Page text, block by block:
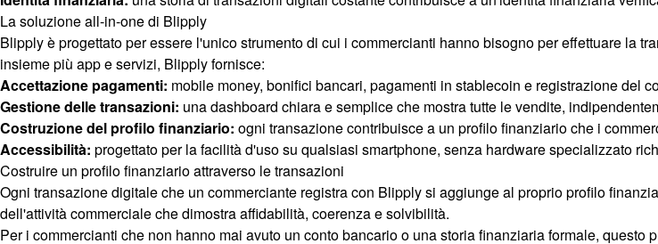
La soluzione all-in-one di Blipply
Blipply è progettato per essere l'unico strumento di cui i commercianti hanno bisogno per effettuare la
insieme più app e servizi, Blipply fornisce:
Accettazione pagamenti: mobile money, bonifici bancari, pagamenti in stablecoin e registrazione del
Gestione delle transazioni: una dashboard chiara e semplice che mostra tutte le vendite,
Costruzione del profilo finanziario: ogni transazione contribuisce a un profilo finanziario che i
Accessibilità: progettato per la facilità d'uso su qualsiasi smartphone, senza hardware specializzato
Costruire un profilo finanziario attraverso le transazioni
Ogni transazione digitale che un commerciante registra con Blipply si aggiunge al proprio profilo
dell'attività commerciale che dimostra affidabilità, coerenza e solvibilità.
Per i commercianti che non hanno mai avuto un conto bancario o una storia finanziaria formale,